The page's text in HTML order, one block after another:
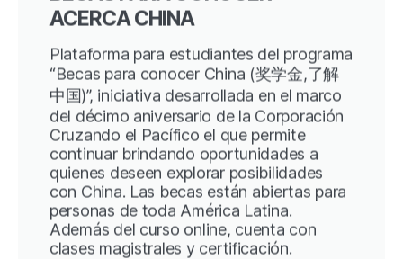
ACERCA CHINA
Plataforma para estudiantes del programa
“Becas para conocer China (奖学金,了解
中国)”, iniciativa desarrollada en el marco
del décimo aniversario de la Corporación
Cruzando el Pacífico el que permite
continuar brindando oportunidades a
quienes deseen explorar posibilidades
con China. Las becas están abiertas para
personas de toda América Latina.
Además del curso online, cuenta con
clases magistrales y certificación.